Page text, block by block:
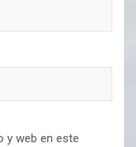
y web en este